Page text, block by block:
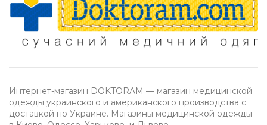
Интернет-магазин DOKTORAM — магазин медицинской
одежды украинского и американского производства с
доставкой по Украине. Магазины медицинской одежды